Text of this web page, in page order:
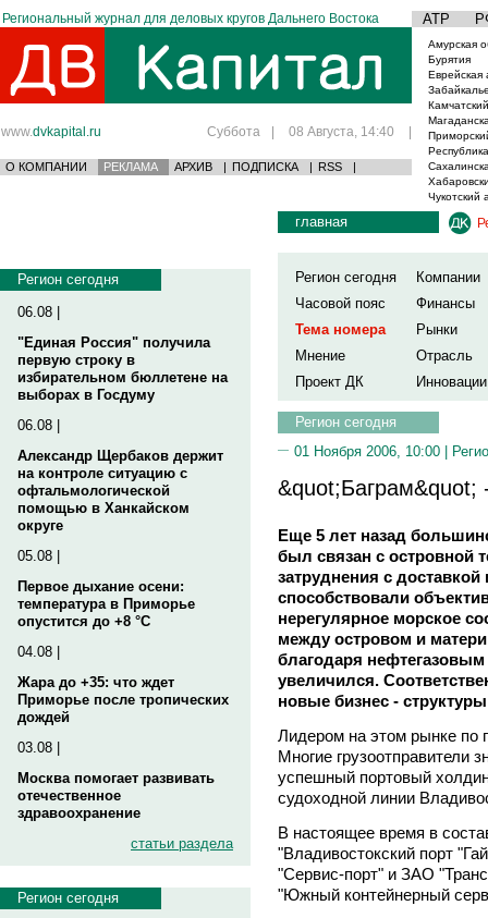
Региональный журнал для деловых кругов Дальнего Востока АТР
www.dvkapital.ru Суббота | 08 Августа, 14:40 |
О КОМПАНИИ РЕКЛАМА АРХИВ | ПОДПИСКА | RSS |
Амурская
Бурятия
Еврейская
Чукотский
Регион сегодня
06.08 |
"Единая Россия" получила
первую строку в
избирательном бюллетене на
выборах в Госдуму
06.08 |
Александр Щербаков держит
на контроле ситуацию с
офтальмологической
помощью в Ханкайском
округе
05.08 |
Первое дыхание осени:
температура в Приморье
опустится до +8 °C
04.08 |
Жара до +35: что ждет
Приморье после тропических
дождей
03.08 |
Москва помогает развивать
отечественное
здравоохранение
статьи раздела
Регион сегодня
главная
Регион сегодня
Компании
Часовой пояс
Финансы
Тема номера
Рынки
Мнение
Отрасль
Проект ДК
Инновации
Регион сегодня
01 Ноября 2006, 10:00 |
&quot;Баграм&quot;
Еще 5 лет назад
был связан с островной
затруднения с
способствовали
нерегулярное морское
между островом и
благодаря нефтегазовым
увеличился.
новые бизнес -
Лидером на этом рынке по
Многие грузоотправители
успешный портовый
судоходной линии
В настоящее время в
"Владивостокский порт
"Сервис-порт" и ЗАО
"Южный контейнерный